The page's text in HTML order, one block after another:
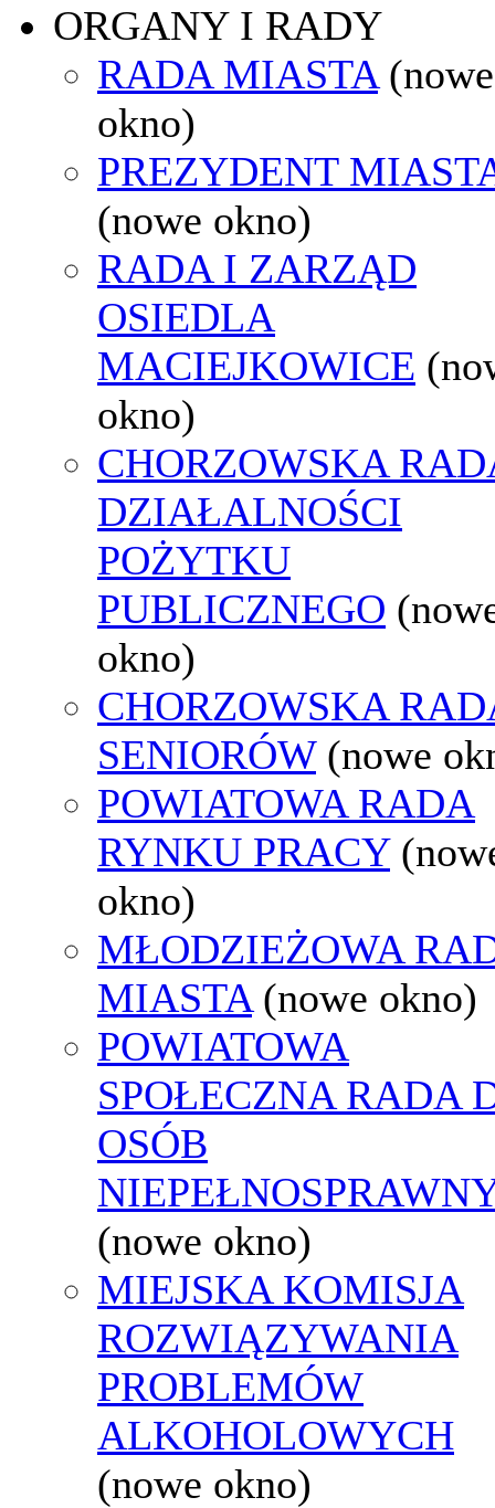
ORGANY I RADY
RADA MIASTA (nowe
okno)
PREZYDENT
(nowe okno)
RADA I ZARZĄD
OSIEDLA
MACIEJKOWICE
okno)
CHORZOWSKA
DZIAŁALNOŚCI
POŻYTKU
PUBLICZNEGO
okno)
CHORZOWSKA
SENIORÓW (nowe
POWIATOWA RADA
RYNKU PRACY
okno)
MŁODZIEŻOWA
MIASTA (nowe okno)
POWIATOWA
SPOŁECZNA RADA
OSÓB
(nowe okno)
MIEJSKA KOMISJA
ROZWIĄZYWANIA
PROBLEMÓW
ALKOHOLOWYCH
(nowe okno)